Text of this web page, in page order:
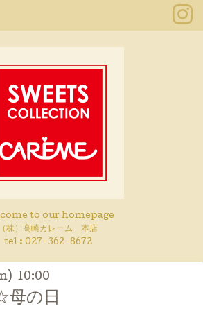
to our homepage
（株）高崎カレーム 本店
tel : 027-362-8672
10:00
母の日